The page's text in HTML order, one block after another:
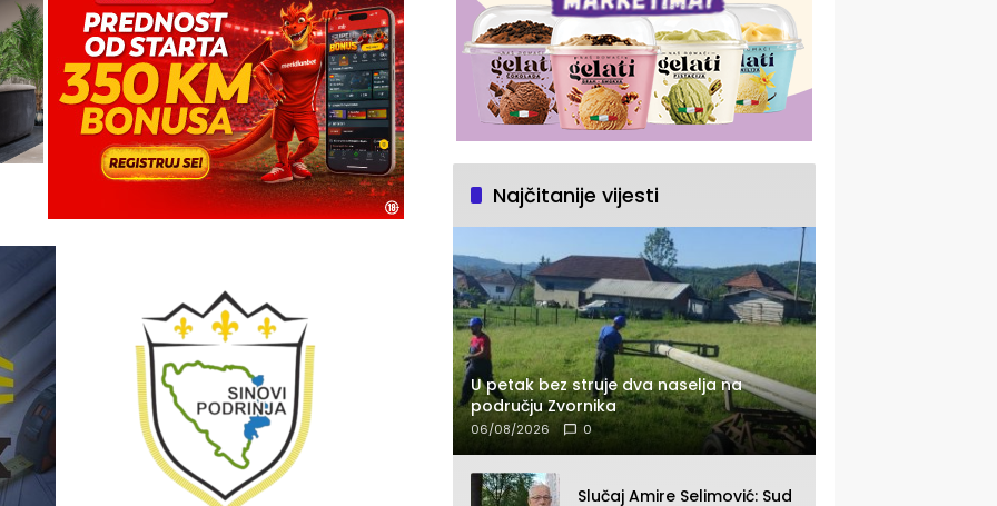
Najčitanije vijesti
U petak bez struje dva naselja na
području Zvornika
06/08/2026 0
Slučaj Amire Selimović: Sud